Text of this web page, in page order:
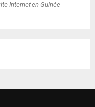
Internet en Guinée